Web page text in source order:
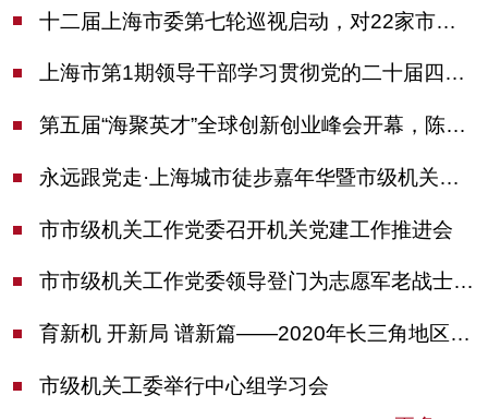
十二届上海市委第七轮巡视启动，对22家市管单位开展常规巡视
上海市第1期领导干部学习贯彻党的二十届四中全会精神专题研讨班开班，陈吉宁作专题报告
第五届“海聚英才”全球创新创业峰会开幕，陈吉宁出席并启动新一届大赛
永远跟党走·上海城市徒步嘉年华暨市级机关运动会开幕
市市级机关工作党委召开机关党建工作推进会
市市级机关工作党委领导登门为志愿军老战士佩戴纪念章
育新机 开新局 谱新篇——2020年长三角地区机关党建工作研讨会在南京召开
市级机关工委举行中心组学习会